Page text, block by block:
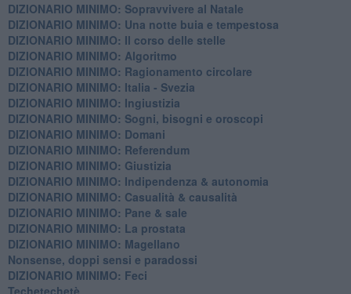
DIZIONARIO MINIMO: ​Sopravvivere al Natale
DIZIONARIO MINIMO: ​Una notte buia e tempestosa
DIZIONARIO MINIMO: Il corso delle stelle
DIZIONARIO MINIMO: Algoritmo
DIZIONARIO MINIMO: Ragionamento circolare
DIZIONARIO MINIMO: Italia - Svezia
DIZIONARIO MINIMO: ​Ingiustizia
DIZIONARIO MINIMO: ​Sogni, bisogni e oroscopi
DIZIONARIO MINIMO: Domani
DIZIONARIO MINIMO: Referendum
DIZIONARIO MINIMO: Giustizia
DIZIONARIO MINIMO: ​Indipendenza & autonomia
DIZIONARIO MINIMO: ​Casualità & causalità
​DIZIONARIO MINIMO: Pane & sale
DIZIONARIO MINIMO: La prostata
​DIZIONARIO MINIMO: Magellano
Nonsense, doppi sensi e paradossi
DIZIONARIO MINIMO: Feci
Techetechetè